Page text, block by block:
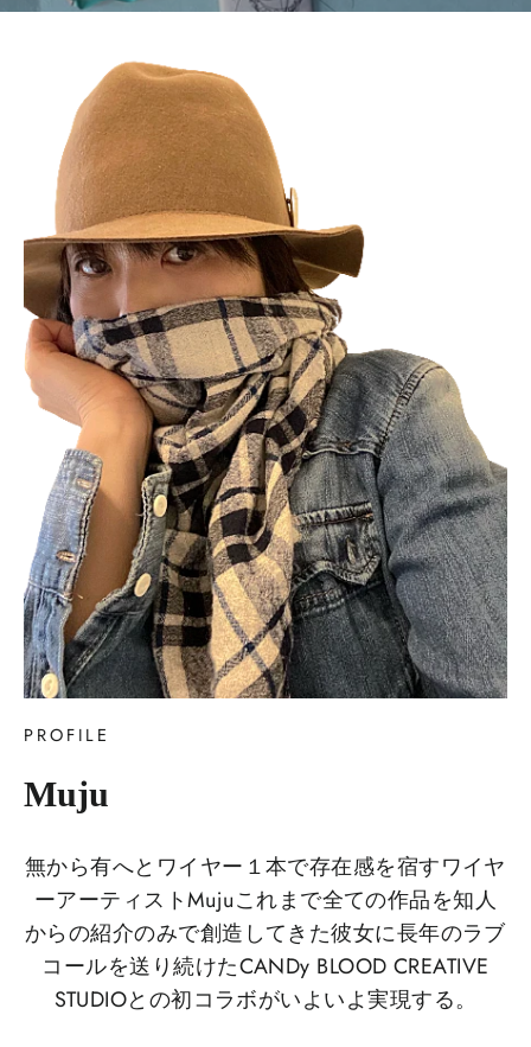
PROFILE
Muju
無から有へとワイヤー１本で存在感を宿すワイヤ
ーアーティストMujuこれまで全ての作品を知人
からの紹介のみで創造してきた彼女に長年のラブ
コールを送り続けたCANDy BLOOD CREATIVE
STUDIOとの初コラボがいよいよ実現する。